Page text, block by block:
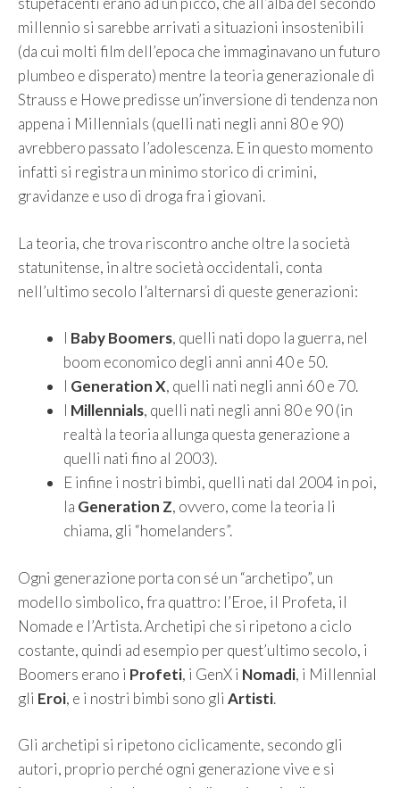
millennio si sarebbe arrivati a situazioni insostenibili
(da cui molti film dell’epoca che immaginavano un futuro
plumbeo e disperato) mentre la teoria generazionale di
Strauss e Howe predisse un’inversione di tendenza non
appena i Millennials (quelli nati negli anni 80 e 90)
avrebbero passato l’adolescenza. E in questo momento
infatti si registra un minimo storico di crimini,
gravidanze e uso di droga fra i giovani.
La teoria, che trova riscontro anche oltre la società
statunitense, in altre società occidentali, conta
nell’ultimo secolo l’alternarsi di queste generazioni:
I Baby Boomers, quelli nati dopo la guerra, nel
boom economico degli anni anni 40 e 50.
I Generation X, quelli nati negli anni 60 e 70.
I Millennials, quelli nati negli anni 80 e 90 (in
realtà la teoria allunga questa generazione a
quelli nati fino al 2003).
E infine i nostri bimbi, quelli nati dal 2004 in poi,
la Generation Z, ovvero, come la teoria li
chiama, gli “homelanders”.
Ogni generazione porta con sé un “archetipo”, un
modello simbolico, fra quattro: l’Eroe, il Profeta, il
Nomade e l’Artista. Archetipi che si ripetono a ciclo
costante, quindi ad esempio per quest’ultimo secolo, i
Boomers erano i Profeti, i GenX i Nomadi, i Millennial
gli Eroi, e i nostri bimbi sono gli Artisti.
Gli archetipi si ripetono ciclicamente, secondo gli
autori, proprio perché ogni generazione vive e si